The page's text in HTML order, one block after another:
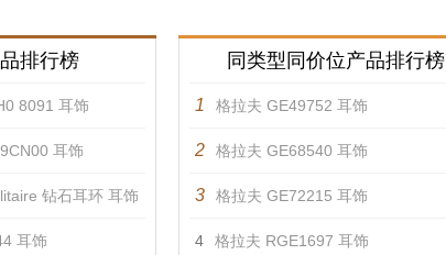
排行榜
8091 耳饰
耳饰
钻石耳环 耳饰
耳饰
同类型同价位产品排行榜
1 格拉夫 GE49752 耳饰
2 格拉夫 GE68540 耳饰
3 格拉夫 GE72215 耳饰
4 格拉夫 RGE1697 耳饰